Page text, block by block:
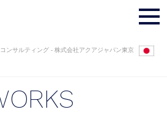
ンサルティング - 株式会社アクアジャパン東京